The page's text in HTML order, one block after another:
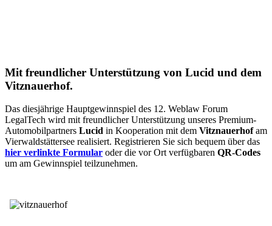
Mit freundlicher Unterstützung von Lucid und dem
Vitznauerhof.
Das diesjährige Hauptgewinnspiel des 12. Weblaw Forum
LegalTech wird mit freundlicher Unterstützung unseres Premium-
Automobilpartners Lucid in Kooperation mit dem Vitznauerhofam
Vierwaldstättersee realisiert. Registrieren Sie sich bequem über das
hier verlinkte Formular oder die vor Ort verfügbaren QR-Codes
um am Gewinnspiel teilzunehmen.